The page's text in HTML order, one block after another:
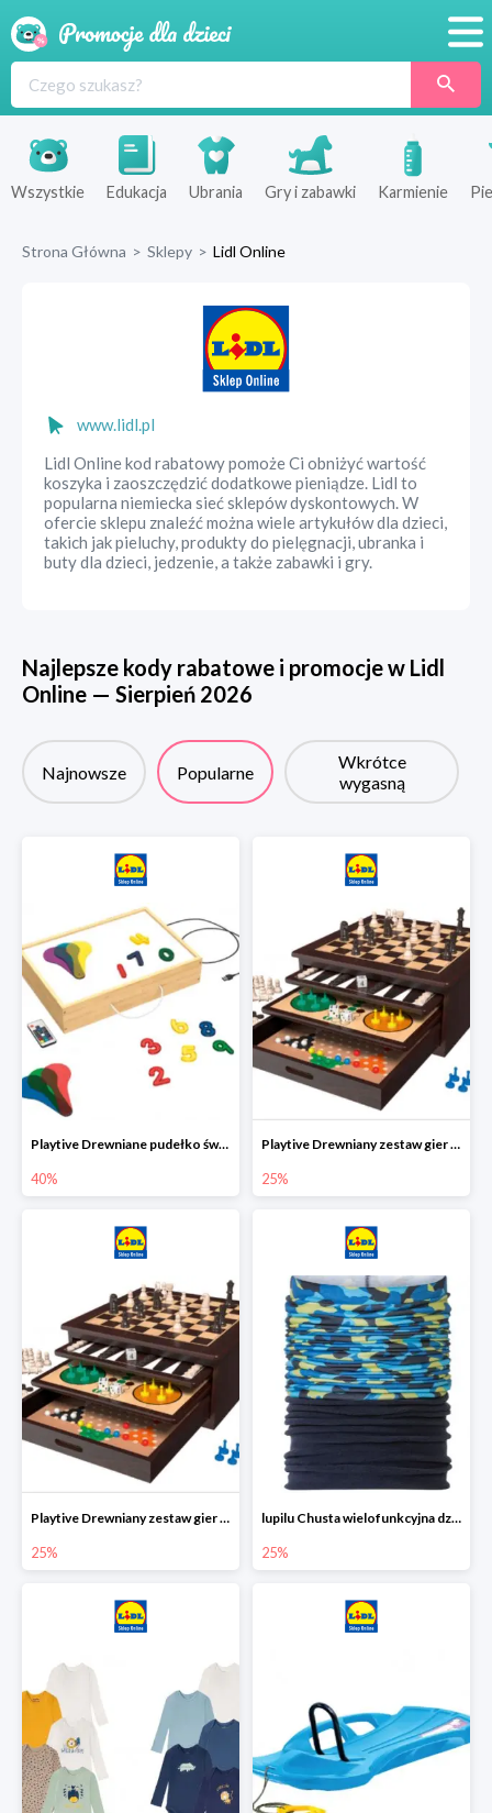
Produkty
Sklepy
Wszystkie Edukacja Ubrania Gry i zabawki Karmienie
Strona Główna > Sklepy > Lidl Online
www.lidl.pl
Lidl Online kod rabatowy pomoże Ci obniżyć wartość
koszyka i zaoszczędzić dodatkowe pieniądze. Lidl to
popularna niemiecka sieć sklepów dyskontowych. W
ofercie sklepu znaleźć można wiele artykułów dla dzieci,
takich jak pieluchy, produkty do pielęgnacji, ubranka i
buty dla dzieci, jedzenie, a także zabawki i gry.
Najlepsze kody rabatowe i promocje w Lidl
Online — Sierpień 2026
Najnowsze Popularne
Wkrótce
wygasną
Playtive Drewniane pudełko świetlne MONTESSORI
40%
Playtive Drewniany zestaw gier 10 w 1
25%
Playtive Drewniany zestaw gier 10 w 1
25%
lupilu Chusta wielofunkcyjna dziecięca
25%